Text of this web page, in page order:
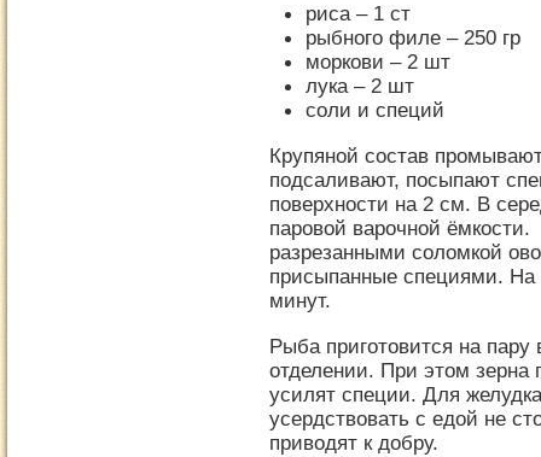
риса – 1 ст
рыбного филе – 250 гр
моркови – 2 шт
лука – 2 шт
соли и специй
Крупяной состав
подсаливают, посыпают
поверхности на 2 см. В
паровой варочной
разрезанными соломкой
присыпанные специями. На
минут.
Рыба приготовится на
отделении. При этом зерна
усилят специи. Для
усердствовать с едой не
приводят к добру.